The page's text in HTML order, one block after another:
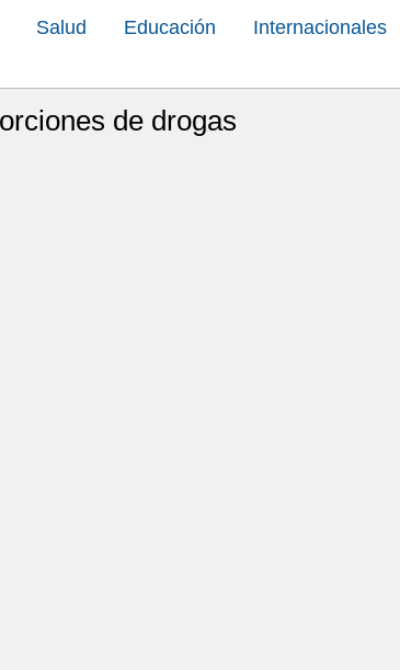
Salud Educación Internacionales
de drogas